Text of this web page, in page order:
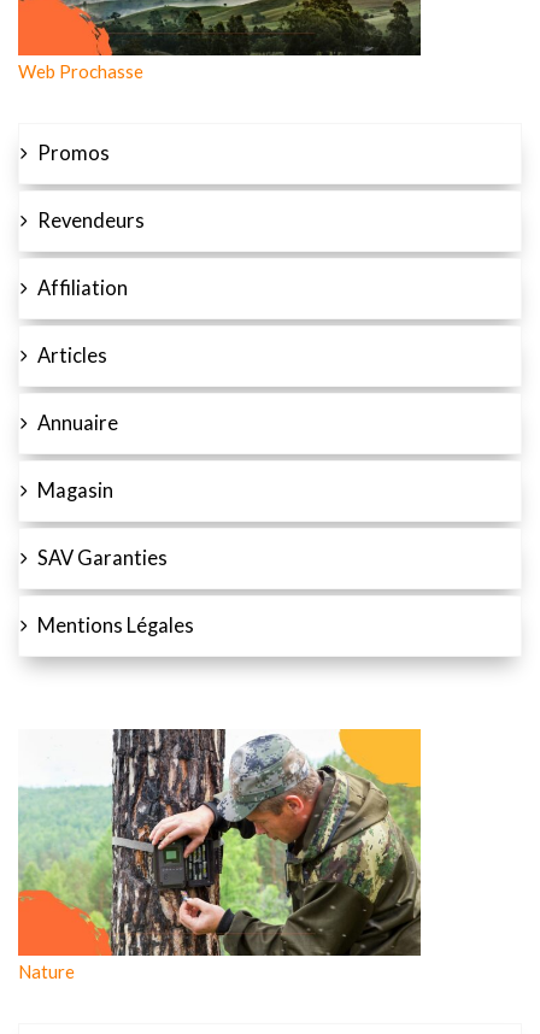
Web Prochasse
Promos
Revendeurs
Affiliation
Articles
Annuaire
Magasin
SAV Garanties
Mentions Légales
Nature